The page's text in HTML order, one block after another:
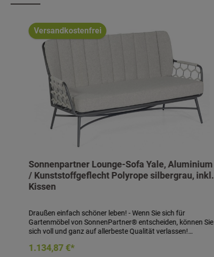
Versandkostenfrei
Sonnenpartner Lounge-Sofa Yale, Aluminium
/ Kunststoffgeflecht Polyrope silbergrau, inkl.
Kissen
Draußen einfach schöner leben! - Wenn Sie sich für
Gartenmöbel von SonnenPartner® entscheiden, können Sie
sich voll und ganz auf allerbeste Qualität verlassen!
handwerklich meisterhafte, technisch perfekte und
1.134,87 €*